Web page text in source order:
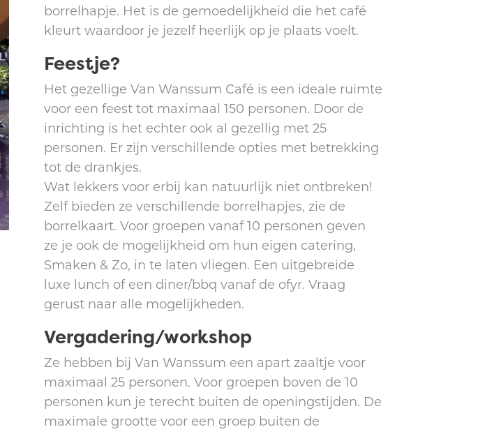
borrelhapje. Het is de gemoedelijkheid die het café
kleurt waardoor je jezelf heerlijk op je plaats voelt.
Feestje?
Het gezellige Van Wanssum Café is een ideale ruimte
voor een feest tot maximaal 150 personen. Door de
inrichting is het echter ook al gezellig met 25
personen. Er zijn verschillende opties met betrekking
tot de drankjes.
Wat lekkers voor erbij kan natuurlijk niet ontbreken!
Zelf bieden ze verschillende borrelhapjes, zie de
borrelkaart. Voor groepen vanaf 10 personen geven
ze je ook de mogelijkheid om hun eigen catering,
Smaken & Zo, in te laten vliegen. Een uitgebreide
luxe lunch of een diner/bbq vanaf de ofyr. Vraag
gerust naar alle mogelijkheden.
Vergadering/workshop
Ze hebben bij Van Wanssum een apart zaaltje voor
maximaal 25 personen. Voor groepen boven de 10
personen kun je terecht buiten de openingstijden. De
maximale grootte voor een groep buiten de